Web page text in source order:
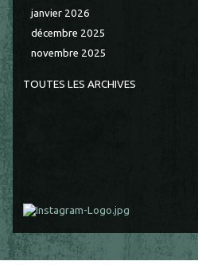
janvier 2026
décembre 2025
novembre 2025
TOUTES LES ARCHIVES